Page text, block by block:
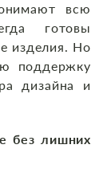
всю
готовы
изделия. Но
поддержку
дизайна и
без лишних